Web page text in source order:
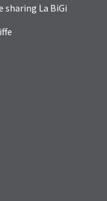
sharing La BiGi